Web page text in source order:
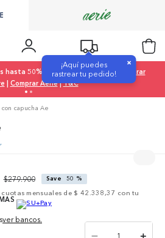
¡Aquí puedes
rastrear tu pedido!
×
hasta 50% OFF |Comprar Mujer|
Comprar
| Comprar Aerie|T&C
con capucha Ae
$279.900 Save 50 %
cuotas mensuales de $ 42.338,37 con tu
ver bancos.
＋